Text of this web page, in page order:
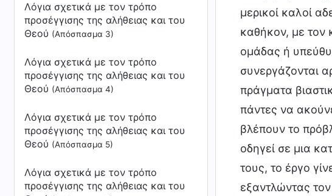
Λόγια σχετικά με τον τρόπο
προσέγγισης της αλήθειας και του
Θεού (Απόσπασμα 3)
Λόγια σχετικά με τον τρόπο
προσέγγισης της αλήθειας και του
Θεού (Απόσπασμα 4)
Λόγια σχετικά με τον τρόπο
προσέγγισης της αλήθειας και του
Θεού (Απόσπασμα 5)
Λόγια σχετικά με τον τρόπο
προσέγγισης της αλήθειας και του
μερικοί καλοί
καθήκον, με τον
ομάδας ή
συνεργάζονται
πράγματα
πάντες να
βλέπουν το
οδηγεί σε μια
τους, το έργο
εξαντλώντας